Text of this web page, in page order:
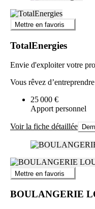
Mettre en favoris
TotalEnergies
Envie d'exploiter votre
Vous rêvez
25 000 €
Apport personnel
Voir la fiche détaillée
Mettre en favoris
BOULANGERIE